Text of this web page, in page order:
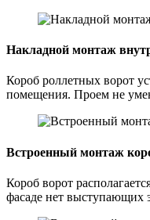
Накладной монтаж
Короб роллетных ворот
помещения. Проем не
Встроенный монтаж
Короб ворот
фасаде нет выступающих